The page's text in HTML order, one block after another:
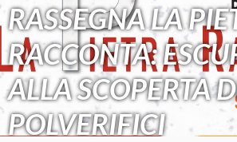
RASSEGNA LA
RACCONTA:
ALLA SCOPERTA
POLVERIFICI